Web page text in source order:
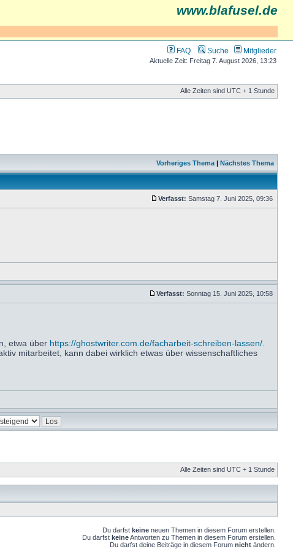
www.blafusel.de
FAQ Suche Mitglieder
Aktuelle Zeit: Freitag 7. August 2026, 13:23
Alle Zeiten sind UTC + 1 Stunde
Vorheriges Thema | Nächstes Thema
Verfasst: Samstag 7. Juni 2025, 09:36
Verfasst: Sonntag 15. Juni 2025, 10:58
etwa über https://ghostwriter.com.de/facharbeit-schreiben-lassen/
mitarbeitet, kann dabei wirklich etwas über wissenschaftliches
Alle Zeiten sind UTC + 1 Stunde
Du darfst keine neuen Themen in diesem Forum erstellen.
Du darfst keineAntworten zu Themen in diesem Forum erstellen.
Du darfst deine Beiträge in diesem Forum nicht ändern.